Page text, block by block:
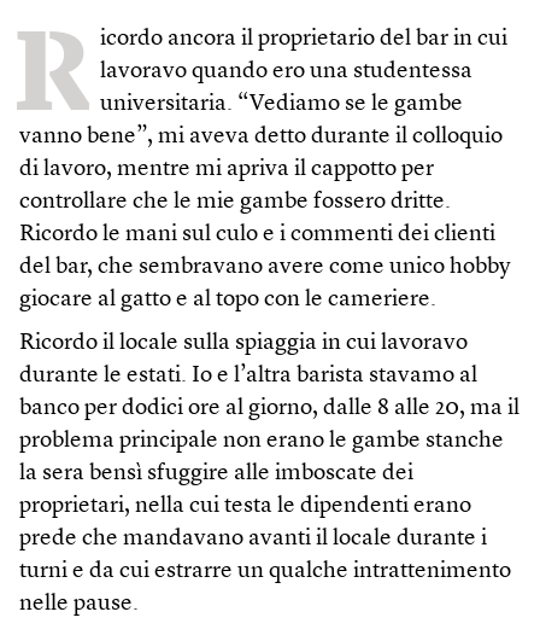
R icordo ancora il proprietario del bar in cui
lavoravo quando ero una studentessa
universitaria. “Vediamo se le gambe
vanno bene”, mi aveva detto durante il colloquio
di lavoro, mentre mi apriva il cappotto per
controllare che le mie gambe fossero dritte.
Ricordo le mani sul culo e i commenti dei clienti
del bar, che sembravano avere come unico hobby
giocare al gatto e al topo con le cameriere.
Ricordo il locale sulla spiaggia in cui lavoravo
durante le estati. Io e l’altra barista stavamo al
banco per dodici ore al giorno, dalle 8 alle 20, ma il
problema principale non erano le gambe stanche
la sera bensì sfuggire alle imboscate dei
proprietari, nella cui testa le dipendenti erano
prede che mandavano avanti il locale durante i
turni e da cui estrarre un qualche intrattenimento
nelle pause.